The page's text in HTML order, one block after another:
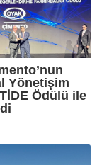
Yönetişim
TİDE Ödülü ile